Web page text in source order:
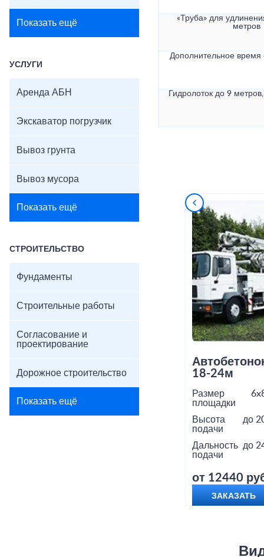
Показать ещё
УСЛУГИ
Аренда АБН
Экскаватор погрузчик
Вывоз грунта
Вывоз мусора
Показать ещё
СТРОИТЕЛЬСТВО
Фундаменты
Строительные работы
Согласование и
проектирование
Дорожное строительство
Показать ещё
«Труба» для
метров
Дополнительное
Гидролоток до 9
18-24м
Размер
площадки
Высота
подачи
до
Дальность
подачи
до
от 12440
ЗАКАЗАТЬ